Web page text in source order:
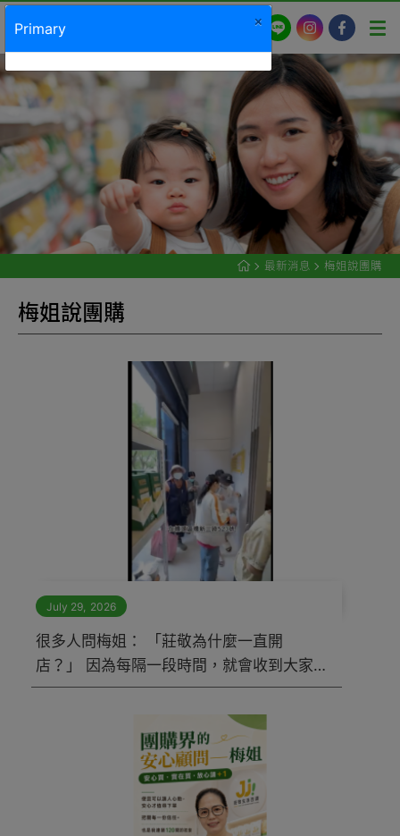
LINE InstagramFacebook
最新消息 梅姐說團購
梅姐 說團 購
July 29 2026
很多人問梅姐： 「莊敬為什麼一直開
店？」 因為每隔一段時間，就會收到大家
的留言和私訊： 「你們什麼時候，才要來